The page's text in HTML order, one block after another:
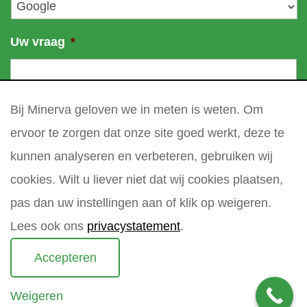
Uw vraag *
Copyright 2021 Minerva meettechniek B.V. sitemap
Bij Minerva geloven we in meten is weten. Om
ervoor te zorgen dat onze site goed werkt, deze te
kunnen analyseren en verbeteren, gebruiken wij
cookies. Wilt u liever niet dat wij cookies plaatsen,
pas dan uw instellingen aan of klik op weigeren.
Lees ook ons privacystatement.
Accepteren
Weigeren